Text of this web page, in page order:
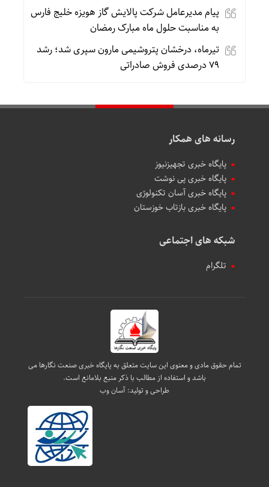
پیام مدیرعامل شرکت پالایش گاز هویزه خلیج فارس
به مناسبت حلول ماه مبارک رمضان
تیرماه، درخشان پتروشیمی مارون سپری شد؛ رشد
۷۹ درصدی فروش صادراتی
رسانه های همکار
پایگاه خبری تجهیزنیوز
پایگاه خبری پی نوشت
پایگاه خبری آسان تکنولوژی
پایگاه خبری بازتاب خوزستان
شبکه های اجتماعی
تلگرام
تمام حقوق مادی و معنوی این سایت متعلق به پایگاه خبری صنعت نگارها می
باشد و استفاده از مطالب با ذکر منبع بلامانع است.
طراحی و تولید:آسان وب